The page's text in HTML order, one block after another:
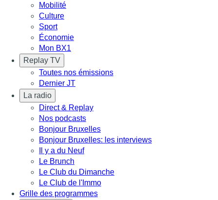
Mobilité
Culture
Sport
Économie
Mon BX1
Replay TV
Toutes nos émissions
Dernier JT
La radio
Direct & Replay
Nos podcasts
Bonjour Bruxelles
Bonjour Bruxelles: les interviews
Il y a du Neuf
Le Brunch
Le Club du Dimanche
Le Club de l'Immo
Grille des programmes